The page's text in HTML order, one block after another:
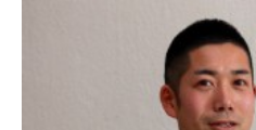
ライフスタイル